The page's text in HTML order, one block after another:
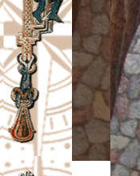
V
A
Č